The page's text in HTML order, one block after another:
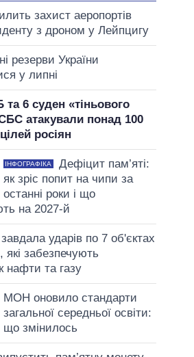
захист аеропортів
з дроном у Лейпцигу
резерви України
у липні
6 суден «тіньового
атакували понад 100
росіян
ІНФОГРАФІКА
Дефіцит пам’яті:
як зріс попит на чипи за
останні роки і що
на 2027-й
ударів по 7 об'єктах
забезпечують
нафти та газу
МОН оновило стандарти
загальної середньої освіти:
що змінилось